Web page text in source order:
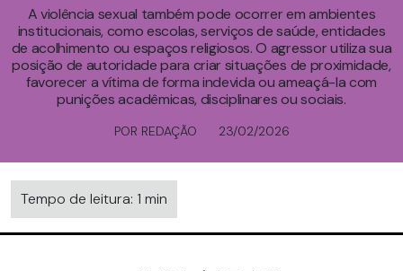
A violência sexual também pode ocorrer em ambientes
institucionais, como escolas, serviços de saúde, entidades
de acolhimento ou espaços religiosos. O agressor utiliza sua
posição de autoridade para criar situações de proximidade,
favorecer a vítima de forma indevida ou ameaçá-la com
punições acadêmicas, disciplinares ou sociais.
POR REDAÇÃO 23/02/2026
Tempo de leitura: 1 min